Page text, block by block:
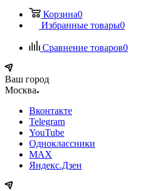
Корзина0
Избранные товары0
Сравнение товаров0
Ваш город
Москва
Вконтакте
Telegram
YouTube
Одноклассники
MAX
Яндекс.Дзен